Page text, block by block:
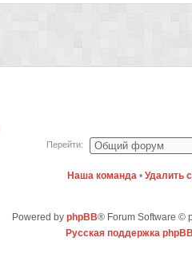
Перейти:
Наша команда • Удалить
Powered by phpBB® Forum Software ©
Русская поддержка